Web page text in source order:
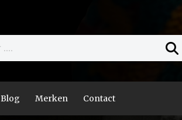
Blog Merken Contact